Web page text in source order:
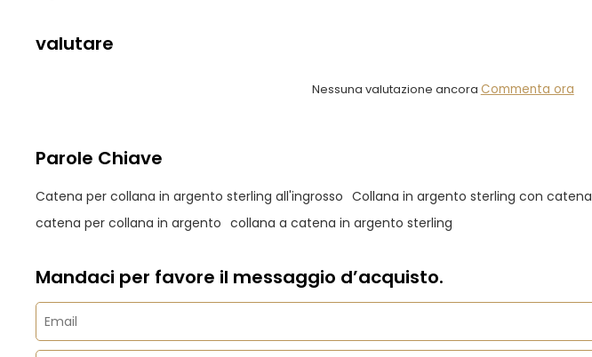
valutare
Nessuna valutazione ancora Commenta ora
Parole Chiave
Catena per collana in argento sterling all'ingrosso Collana in argento sterling con catena
catena per collana in argento collana a catena in argento sterling
Mandaci per favore il messaggio d’acquisto.